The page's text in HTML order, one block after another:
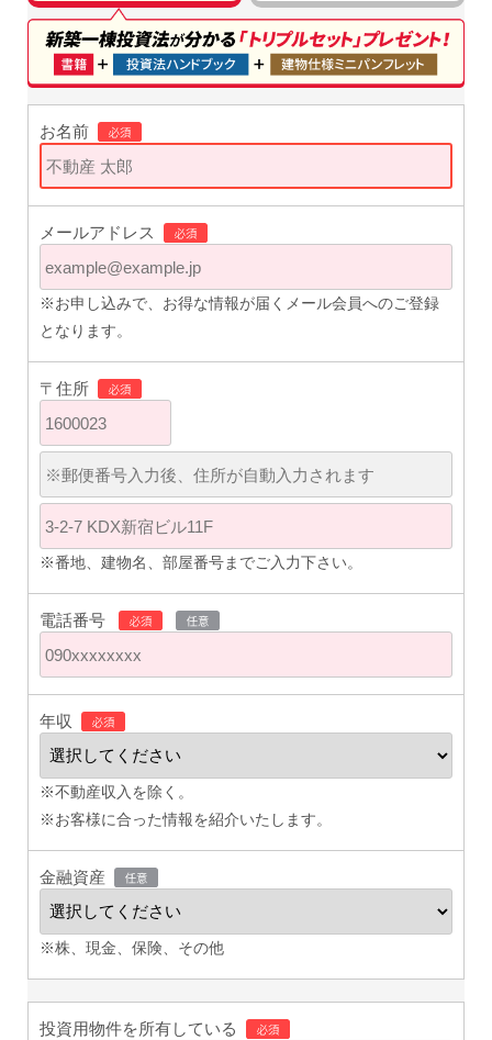
お名前
メールアドレス
※お申し込みで、お得な情報が届くメール会員へのご登録
となります。
〒住所
※番地、建物名、部屋番号までご入力下さい。
電話番号
年収
※不動産収入を除く。
※お客様に合った情報を紹介いたします。
金融資産
※株、現金、保険、その他
投資用物件を所有している